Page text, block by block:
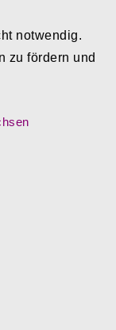
notwendig.
zu fördern und